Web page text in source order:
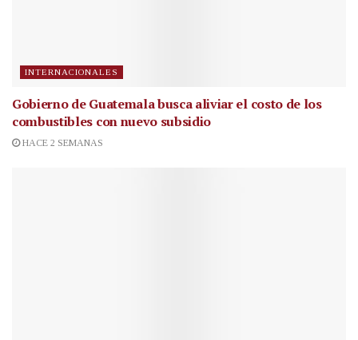
INTERNACIONALES
Gobierno de Guatemala busca aliviar el costo de los
combustibles con nuevo subsidio
HACE 2 SEMANAS